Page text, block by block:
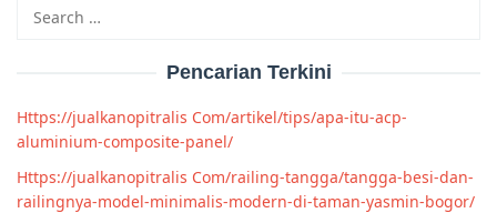
for:
Pencarian Terkini
Https://jualkanopitralis Com/artikel/tips/apa-itu-acp-
aluminium-composite-panel/
Https://jualkanopitralis Com/railing-tangga/tangga-besi-dan-
railingnya-model-minimalis-modern-di-taman-yasmin-bogor/